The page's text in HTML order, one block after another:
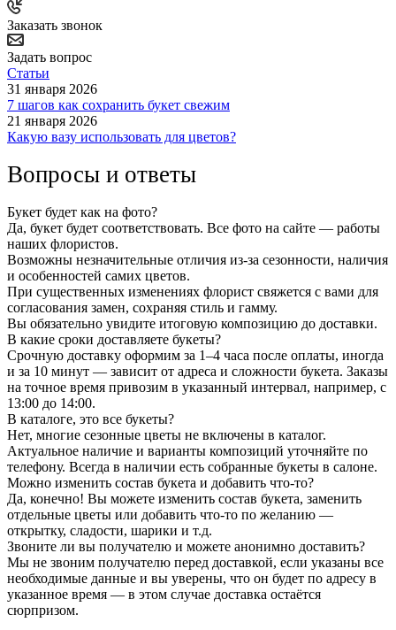
Заказать звонок
Задать вопрос
Статьи
31 января 2026
7 шагов как сохранить букет свежим
21 января 2026
Какую вазу использовать для цветов?
Вопросы и ответы
Букет будет как на фото?
Да, букет будет соответствовать. Все фото на сайте — работы
наших флористов.
Возможны незначительные отличия из-за сезонности, наличия
и особенностей самих цветов.
При существенных изменениях флорист свяжется с вами для
согласования замен, сохраняя стиль и гамму.
Вы обязательно увидите итоговую композицию до доставки.
В какие сроки доставляете букеты?
Срочную доставку оформим за 1–4 часа после оплаты, иногда
и за 10 минут — зависит от адреса и сложности букета. Заказы
на точное время привозим в указанный интервал, например, с
13:00 до 14:00.
В каталоге, это все букеты?
Нет, многие сезонные цветы не включены в каталог.
Актуальное наличие и варианты композиций уточняйте по
телефону. Всегда в наличии есть собранные букеты в салоне.
Можно изменить состав букета и добавить что-то?
Да, конечно! Вы можете изменить состав букета, заменить
отдельные цветы или добавить что-то по желанию —
открытку, сладости, шарики и т.д.
Звоните ли вы получателю и можете анонимно доставить?
Мы не звоним получателю перед доставкой, если указаны все
необходимые данные и вы уверены, что он будет по адресу в
указанное время — в этом случае доставка остаётся
сюрпризом.